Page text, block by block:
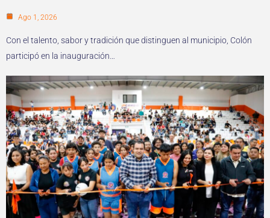
Ago 1, 2026
Con el talento, sabor y tradición que distinguen al municipio, Colón
participó en la inauguración…